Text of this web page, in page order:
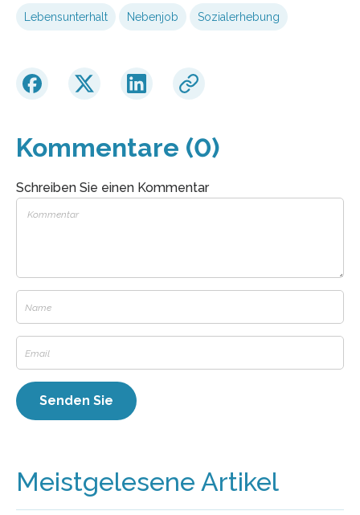
Lebensunterhalt Nebenjob Sozialerhebung
Kommentare (0)
Schreiben Sie einen Kommentar
Meistgelesene Artikel